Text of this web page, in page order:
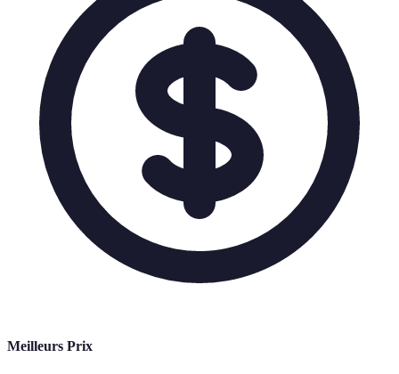
Meilleurs Prix